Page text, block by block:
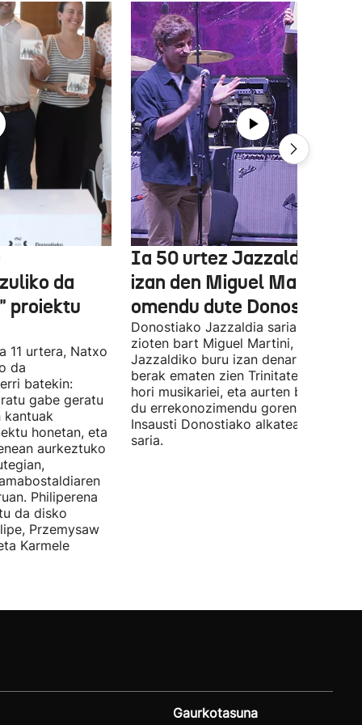
da
proiektu
11 urtera, Natxo
da
batekin:
gabe geratu
kantuak
honetan, eta
aurkeztuko
Philiperena
da disko
Przemysaw
Karmele
Ia 50 urtez Jazzaldiko
izan den Miguel Martin
omendu dute Donostian
Donostiako Jazzaldia saria eman
zioten bart Miguel Martini, ia 50
Jazzaldiko buru izan denari. Orain
berak ematen zien Trinitate Plazan
hori musikariei, eta aurten berak jaso
du errekonozimendu gorena. Jon
Insausti Donostiako alkateak eman
saria.
Gaurkotasuna